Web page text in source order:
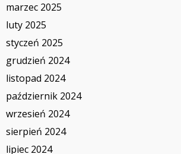
marzec 2025
luty 2025
styczeń 2025
grudzień 2024
listopad 2024
październik 2024
wrzesień 2024
sierpień 2024
lipiec 2024